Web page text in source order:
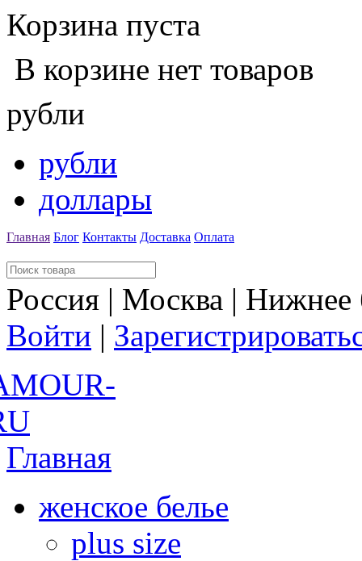
Корзина пуста
В корзине нет товаров
рубли
рубли
доллары
Главная Блог Контакты Доставка Оплата
Россия | Москва |
Войти |
Главная
женское белье
plus size